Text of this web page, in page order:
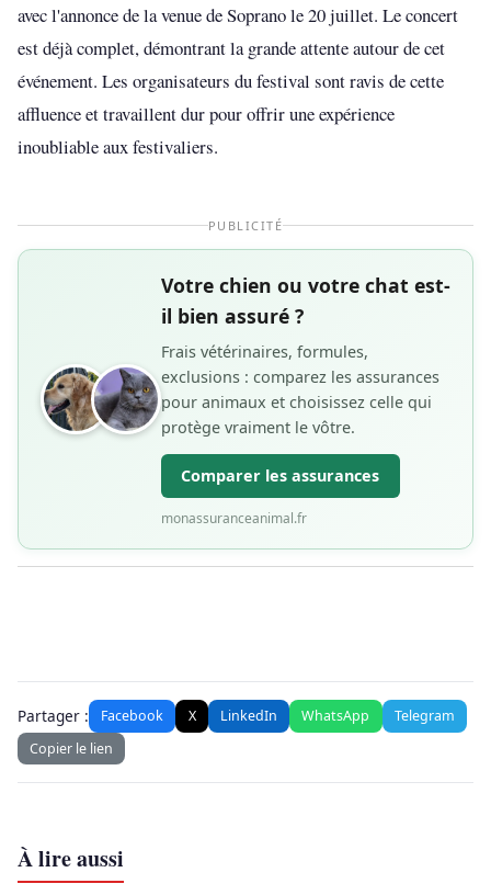
avec l'annonce de la venue de Soprano le 20 juillet. Le concert
est déjà complet, démontrant la grande attente autour de cet
événement. Les organisateurs du festival sont ravis de cette
affluence et travaillent dur pour offrir une expérience
inoubliable aux festivaliers.
PUBLICITÉ
Votre chien ou votre chat est-
il bien assuré ?
Frais vétérinaires, formules,
exclusions : comparez les assurances
pour animaux et choisissez celle qui
protège vraiment le vôtre.
Comparer les assurances
monassuranceanimal.fr
Partager : Facebook X LinkedIn WhatsApp
Telegram
Copier le lien
À lire aussi